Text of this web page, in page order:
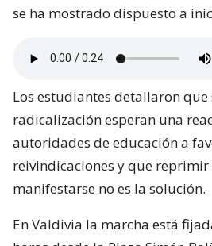
se ha mostrado dispuesto a
Los estudiantes detallaron que
radicalización esperan una
autoridades de educación a
reivindicaciones y que reprimir
manifestarse no es la solución.
En Valdivia la marcha está